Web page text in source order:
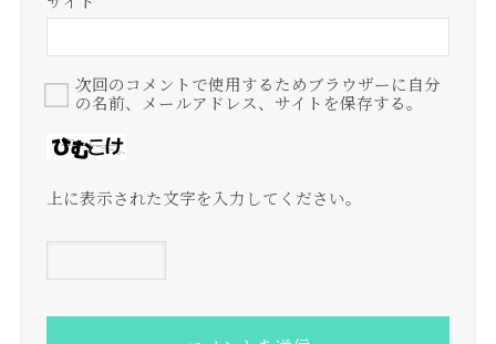
次回のコメントで使用するためブラウザーに自分
の名前、メールアドレス、サイトを保存する。
上に表示された文字を入力してください。